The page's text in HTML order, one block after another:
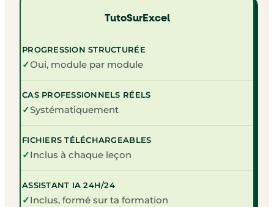
TutoSurExcel
PROGRESSION STRUCTURÉE
✓Oui, module par module
CAS PROFESSIONNELS RÉELS
✓Systématiquement
FICHIERS TÉLÉCHARGEABLES
✓Inclus à chaque leçon
ASSISTANT IA 24H/24
✓Inclus, formé sur ta formation